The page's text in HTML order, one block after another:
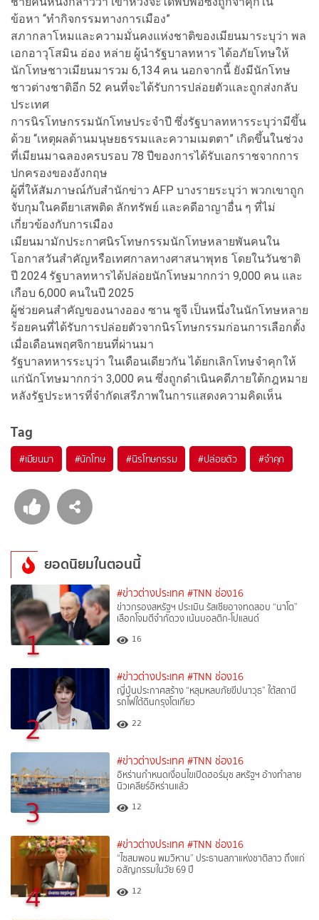
ข้อหา “ทำกิจกรรมทางการเมือง”
สภากลาโหมและความมั่นคงแห่งชาติของเมียนมาระบุว่า พล
เอกอาวุโสมิน อ่อง หล่าย ผู้นำรัฐบาลทหาร ได้อภัยโทษให้
นักโทษชาวเมียนมารวม 6,134 คน นอกจากนี้ ยังมีนักโทษ
ชาวต่างชาติอีก 52 คนที่จะได้รับการปล่อยตัวและถูกส่งกลับ
ประเทศ
การนิรโทษกรรมนักโทษประจำปี ซึ่งรัฐบาลทหารระบุว่ามีขึ้น
ด้วย “เหตุผลด้านมนุษยธรรมและความเมตตา” เกิดขึ้นในช่วง
ที่เมียนมาฉลองครบรอบ 78 ปีของการได้รับเอกราชจากการ
ปกครองของอังกฤษ
ผู้ที่ให้สัมภาษณ์กับสำนักข่าว AFP บางรายระบุว่า พวกเขาถูก
จับกุมในคดียาเสพติด ลักทรัพย์ และคดีอาญาอื่น ๆ ที่ไม่
เกี่ยวข้องกับการเมือง
เมียนมามักประกาศนิรโทษกรรมนักโทษหลายพันคนใน
โอกาสวันสำคัญหรือเทศกาลทางศาสนาพุทธ โดยในวันชาติ
ปี 2024 รัฐบาลทหารได้ปล่อยนักโทษมากกว่า 9,000 คน และ
เกือบ 6,000 คนในปี 2025
ผู้ช่วยคนสำคัญของนางออง ซาน ซูจี เป็นหนึ่งในนักโทษหลาย
ร้อยคนที่ได้รับการปล่อยตัวจากนิรโทษกรรมก่อนการเลือกตั้ง
เมื่อเดือนพฤศจิกายนที่ผ่านมา
รัฐบาลทหารระบุว่า ในเดือนเดียวกัน ได้ยกเลิกโทษจำคุกให้
แก่นักโทษมากกว่า 3,000 คน ซึ่งถูกดำเนินคดีภายใต้กฎหมาย
หลังรัฐประหารที่จำกัดเสรีภาพในการแสดงความคิดเห็น
Tag
#เมียนมา #นักโทษ #นิรโทษกรรม #ปล่อยตัว #จำคุก
ยอดนิยมในตอนนี้
1
#ข่าวต่างประเทศ #TNN ช่อง16
ข่าวกรองสหรัฐฯ ประเมิน รัสเซียอาจทดสอบ “นาโต”
เลือกโจมตีจำกัดวง เน้นบอลติก-โปแลนด์
16
2
#ข่าวต่างประเทศ #TNN ช่อง16
ญี่ปุ่นประกาศสร้าง “หลุมหลบภัยขีปนาวุธ” ใต้สถานี
รถไฟใต้ดินกรุงโตเกียว
22
3
#ข่าวต่างประเทศ #TNN ช่อง16
อิหร่านกำหนดเงื่อนไขเปิดฮอร์มุซ สหรัฐฯ อ้างทำลาย
นิวเคลียร์อิหร่านแล้ว
12
4
#ข่าวต่างประเทศ #TNN ช่อง16
“ไซสมพอน พมวิหาน” ประธานสภาแห่งชาติลาว ถึงแก่
อสัญกรรมในวัย 69 ปี
12